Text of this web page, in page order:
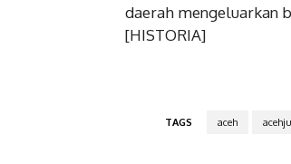
daerah mengeluarkan
[HISTORIA]
TAGS aceh